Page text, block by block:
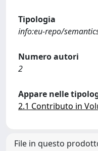
Tipologia
info:eu-repo/
Numero autori
2
Appare nelle
2.1 Contributo in
File in questo